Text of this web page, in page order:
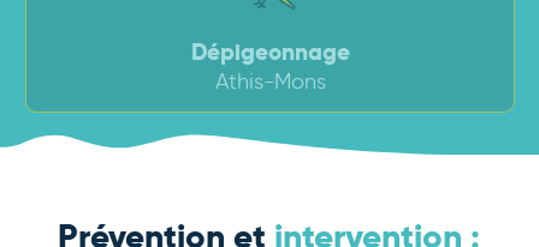
Dépigeonnage
Athis-Mons
Prévention et intervention :